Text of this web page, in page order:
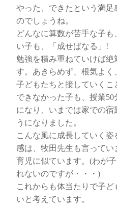
やった、できたという満
のでしょうね。
どんなに算数が苦手な子
い子も、「成せばなる」!
勉強を積み重ねていけば絶
す。あきらめず、根気よく
子どもたちと接していくこ
できなかった子も、授業
になり、いまでは家での
うになりました。
こんな風に成長していく
感は、牧田先生も言ってい
育児に似ています。(わが
れないのですが・・・)
これからも体当たりで子
いと考えています。